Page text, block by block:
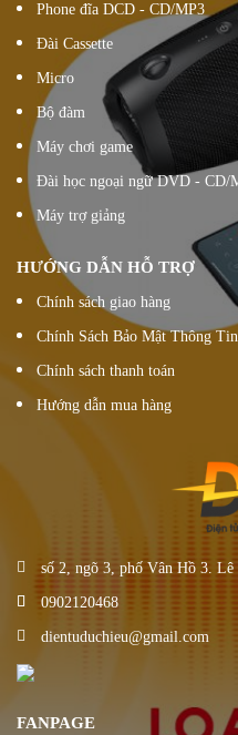
Phone đĩa DCD - CD/MP3
Đài Cassette
Micro
Bộ đàm
Máy chơi game
Đài học ngoại ngữ DVD - CD/
Máy trợ giảng
HƯỚNG DẪN HỖ TRỢ
Chính sách giao hàng
Chính Sách Bảo Mật Thông Tin
Chính sách thanh toán
Hướng dẫn mua hàng
số 2, ngõ 3, phố Vân Hồ 3.
0902120468
dientuduchieu@gmail.com
FANPAGE